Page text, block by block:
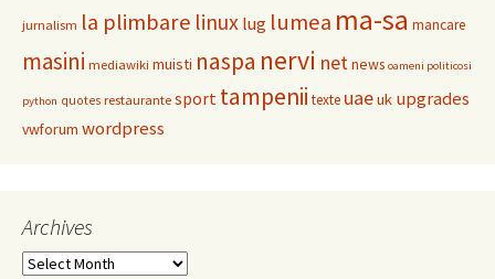
jurnalism la plimbare linux lug lumea ma-sa mancare
masini mediawiki muisti naspa nervi netnews oameni politicosi
python quotes restaurante sport tampenii texte uaeuk upgrades
vwforum wordpress
Archives
Archives